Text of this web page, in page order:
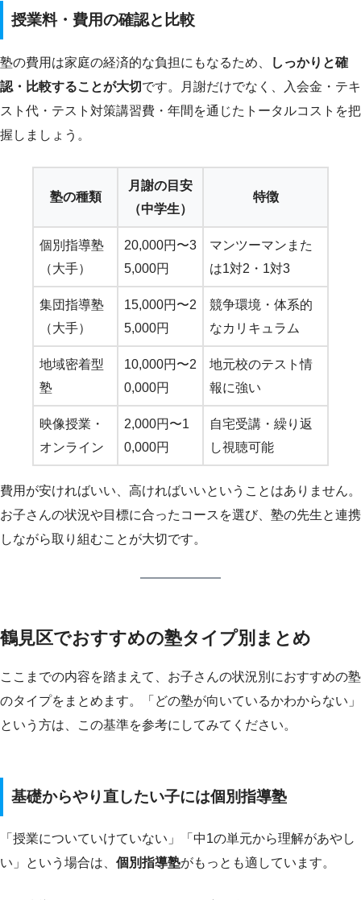
授業料・費用の確認と比較
塾の費用は家庭の経済的な負担にもなるため、
しっかりと確
認・比較することが大切 です。月謝だけでなく、入会金・テキ
スト代・テスト対策講習費・年間を通じたトータルコストを把
握しましょう。
塾の種類
月謝の目安
（中学生）
特徴
個別指導塾
（大手）
20,000円〜3
5,000円
マンツーマンまた
は1対2・1対3
集団指導塾
（大手）
15,000円〜2
5,000円
競争環境・体系的
なカリキュラム
地域密着型
塾
10,000円〜2
0,000円
地元校のテスト情
報に強い
映像授業・
オンライン
2,000円〜1
0,000円
自宅受講・繰り返
し視聴可能
費用が安ければいい、高ければいいということはありません。
お子さんの状況や目標に合ったコースを選び、塾の先生と連携
しながら取り組むことが大切です。
鶴見区でおすすめの塾タイプ別まとめ
ここまでの内容を踏まえて、お子さんの状況別におすすめの塾
のタイプをまとめます。「どの塾が向いているかわからない」
という方は、この基準を参考にしてみてください。
基礎からやり直したい子には個別指導塾
「授業についていけていない」「中1の単元から理解があやし
い」という場合は、 個別指導塾がもっとも適しています。